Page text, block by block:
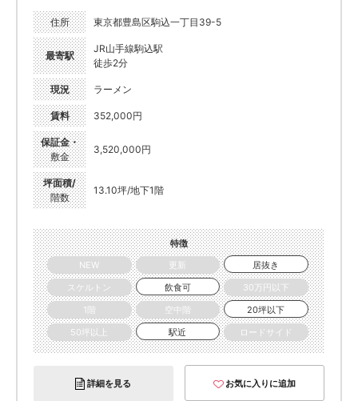
住所 東京都豊島区駒込一丁目39-5
最寄駅
JR山手線駒込駅
徒歩2分
現況 ラーメン
賃料 352,000円
保証金・
敷金
3,520,000円
坪面積/
階数
13.10坪/地下1階
特徴
NEW
更新
居抜き
スケルトン
飲食可
30万円以下
1階
空中階
20坪以下
50坪以上
駅近 ロードサイド
詳細を見る お気に入りに追加